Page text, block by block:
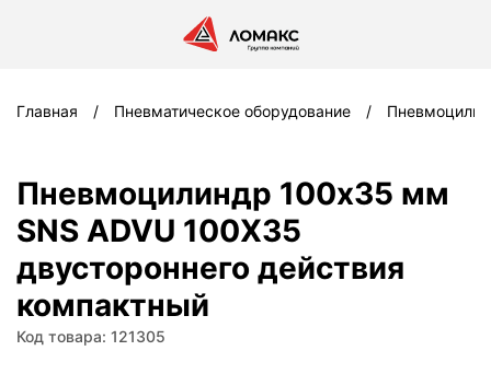
Главная Пневматическое оборудование
Пневмоцилиндр 100x35 мм
SNS ADVU 100X35
двустороннего действия
компактный
Код товара: 121305